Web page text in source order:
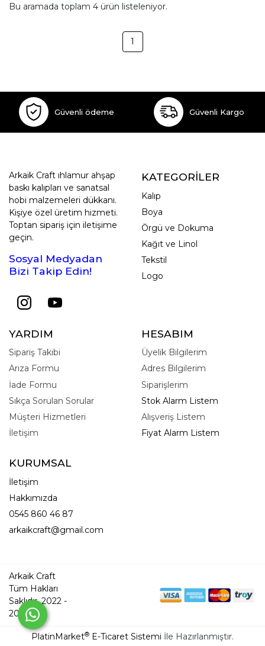
Bu aramada toplam 4 ürün listeleniyor.
1
Güvenli ödeme Güvenli Kargo
Arkaik Craft ıhlamur ahşap
baskı kalıpları ve sanatsal
hobi malzemeleri dükkanı.
Kişiye özel üretim hizmeti.
Toptan sipariş için iletişime
geçin.
Sosyal Medyadan
Bizi Takip Edin!
KATEGORİLER
Kalıp
Boya
Örgü ve Dokuma
Kağıt ve Linol
Tekstil
Logo
YARDIM
Sipariş Takibi
Arıza Formu
İade Formu
Sıkça Sorulan Sorular
Müşteri Hizmetleri
İletişim
HESABIM
Üyelik Bilgilerim
Adres Bilgilerim
Siparişlerim
Stok Alarm Listem
Alışveriş Listem
Fiyat Alarm Listem
KURUMSAL
İletişim
Hakkımızda
0545 860 46 87
arkaikcraft@gmail.com
Arkaik Craft
Tüm Hakları
Saklıdır. 2022 -
2026
PlatinMarket® E-Ticaret Sistemi İle Hazırlanmıştır.